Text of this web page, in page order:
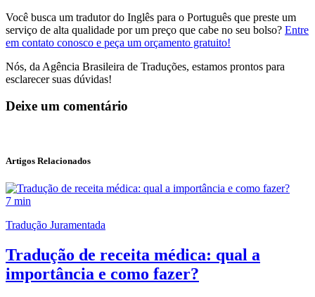
Você busca um tradutor do Inglês para o Português que preste um
serviço de alta qualidade por um preço que cabe no seu bolso? Entre
em contato conosco e peça um orçamento gratuito!
Nós, da Agência Brasileira de Traduções, estamos prontos para
esclarecer suas dúvidas!
Deixe um comentário
Artigos Relacionados
7 min
Tradução Juramentada
Tradução de receita médica: qual a
importância e como fazer?